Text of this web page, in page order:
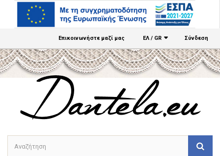
Σύνδεση
ΕΛ / GR
Επικοινωνήστε μαζί μας